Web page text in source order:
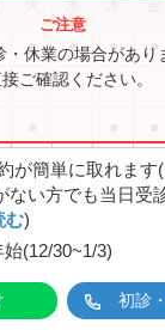
● ● ● ●
・休業の場合があり
ご確認ください。
が簡単に取れます
ない方でも当日受
む)
(12/30~1/3)
初診